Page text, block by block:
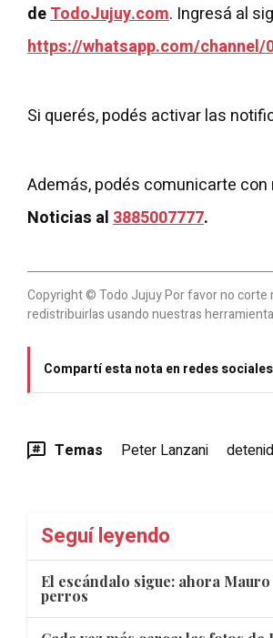
deTodoJujuy.com. Ingresá al
https://whatsapp.com/channel/
Si querés, podés activar las
Además, podés comunicarte
Noticias al3885007777.
Copyright © Todo Jujuy Por favor no corte
redistribuirlas usando nuestras
Compartí esta nota en redes
Temas Peter Lanzani
Seguí leyendo
El escándalo sigue: ahora
perros